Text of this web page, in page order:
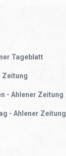
Tageblatt
Zeitung
- Ahlener Zeitung
- Ahlener Zeitung